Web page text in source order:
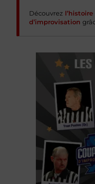
Découvrez
d’improvisation